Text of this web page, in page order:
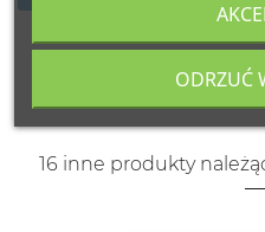
16 inne produkty
ODRZUĆ